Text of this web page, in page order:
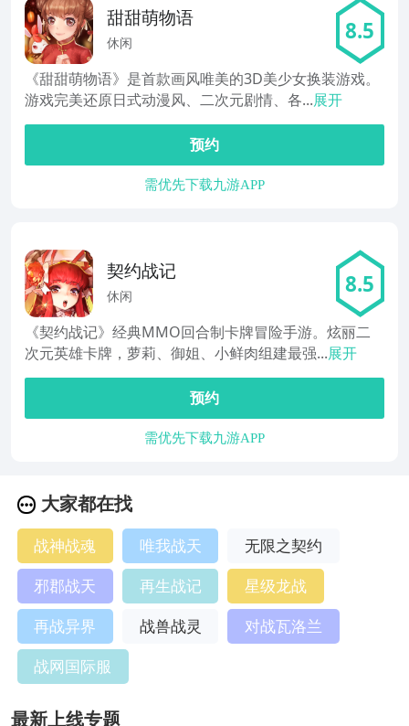
甜甜萌物语
休闲 8.5
《甜甜萌物语》是首款画风唯美的3D美少女换装游戏。
游戏完美还原日式动漫风、二次元剧情、各...展开
预约
需优先下载九游APP
契约战记
休闲 8.5
《契约战记》经典MMO回合制卡牌冒险手游。炫丽二
次元英雄卡牌，萝莉、御姐、小鲜肉组建最强...展开
预约
需优先下载九游APP
大家都在找
战神战魂 唯我战天
无限之契约
邪郡战天
再生战记
星级龙战
再战异界
战兽战灵
对战瓦洛兰
战网国际服
最新上线专题